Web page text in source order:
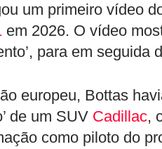
um primeiro vídeo
em 2026. O vídeo
para em seguida
europeu, Bottas
de um SUV Cadillac,
como piloto do